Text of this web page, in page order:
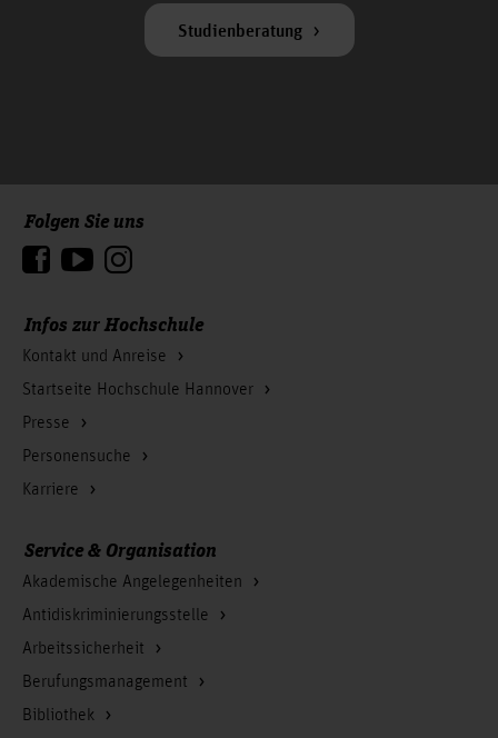
Studienberatung
Infos zur Hochschule
Kontakt und Anreise
Startseite Hochschule Hannover
Presse
Personensuche
Karriere
Folgen Sie uns
Service & Organisation
Akademische Angelegenheiten
Antidiskriminierungsstelle
Arbeitssicherheit
Berufungsmanagement
Bibliothek